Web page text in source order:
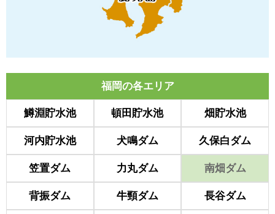
福岡の各エリア
鱒淵貯水池 頓田貯水池 畑貯水池
河内貯水池 犬鳴ダム 久保白ダム
笠置ダム 力丸ダム 南畑ダム
背振ダム 牛頸ダム 長谷ダム